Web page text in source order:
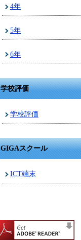
4年
5年
6年
学校評価
学校評価
GIGAスクール
ICT端末